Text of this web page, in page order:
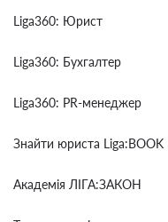
Liga360: Юрист
Liga360: Бухгалтер
Liga360: PR-менеджер
Знайти юриста Liga:BOOK
Академія ЛІГА:ЗАКОН